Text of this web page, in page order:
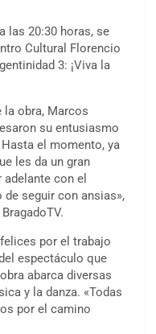
las 20:30 horas, se
Cultural Florencio
3: ¡Viva la
la obra, Marcos
su entusiasmo
el momento, ya
les da un gran
con el
seguir con ansias»,
por el trabajo
espectáculo que
abarca diversas
y la danza. «Todas
por el camino